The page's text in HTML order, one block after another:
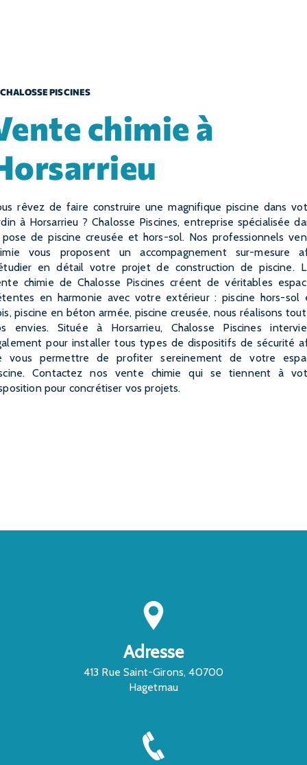
CHALOSSE PISCINES
à
à Horsarrieu ? Chalosse Piscines, entreprise spécialisée
de piscine creusée et hors-sol. Nos professionnels
vous proposent un accompagnement sur-mesure
en détail votre projet de construction de piscine.
chimie de Chalosse Piscines créent de véritables
en harmonie avec votre extérieur : piscine hors-sol
piscine en béton armée, piscine creusée, nous réalisons
envies. Située à Horsarrieu, Chalosse Piscines
pour installer tous types de dispositifs de sécurité
vous permettre de profiter sereinement de votre
Contactez nos vente chimie qui se tiennent à
pour concrétiser vos projets.
Adresse
413 Rue Saint-Girons, 40700
Hagetmau